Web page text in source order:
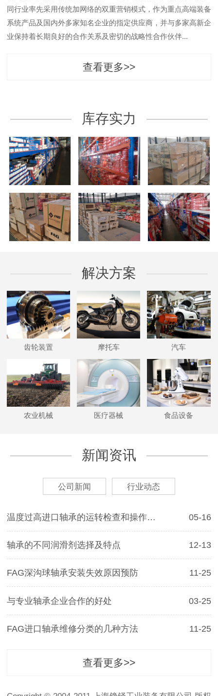
同行业率先采用传统加网络的双重营销模式，作为重点高端装备
系统产品及国内外多家知名企业的指定供应商，并与多家高新企
业保持着长期良好的合作关系及密切的战略性合作伙伴...
查看更多>>
库存实力
解决方案
齿轮装置 摩托车 汽车
农业机械 医疗器械 食品设备
新闻资讯
公司新闻 行业动态
温度过高进口轴承的运转检查和操作注意的问题 05-16
轴承的不同润滑剂选择及特点 12-13
FAG深沟球轴承安装失效原因预防 11-25
与专业轴承企业合作的好处 03-25
FAG进口轴承维修分类的几种方法 11-25
查看更多>>